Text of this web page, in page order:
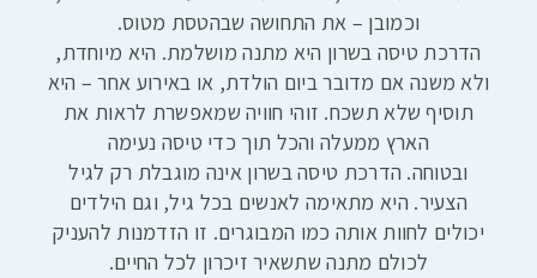
וכמובן – את התחושה שבהטסת מטוס.
הדרכת טיסה בשרון היא מתנה מושלמת. היא מיוחדת,
ולא משנה אם מדובר ביום הולדת, או באירוע אחר – היא
תוסיף שלא תשכח. זוהי חוויה שמאפשרת לראות את
הארץ ממעלה והכל תוך כדי טיסה נעימה
ובטוחה. הדרכת טיסה בשרון אינה מוגבלת רק לגיל
הצעיר. היא מתאימה לאנשים בכל גיל, וגם הילדים
יכולים לחוות אותה כמו המבוגרים. זו הזדמנות להעניק
לכולם מתנה שתשאיר זיכרון לכל החיים.